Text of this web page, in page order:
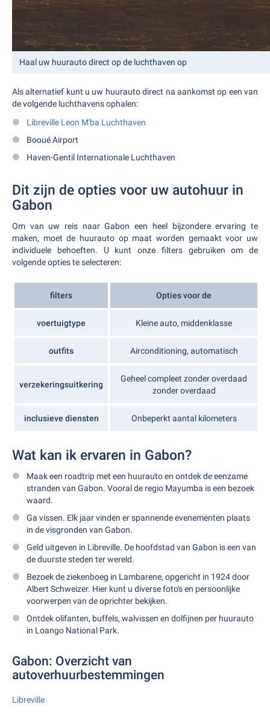
Haal uw huurauto direct op de luchthaven op
Als alternatief kunt u uw huurauto direct na aankomst op een van
de volgende luchthavens ophalen:
Libreville Leon M'ba Luchthaven
Booué Airport
Haven-Gentil Internationale Luchthaven
Dit zijn de opties voor uw autohuur in
Gabon
Om van uw reis naar Gabon een heel bijzondere ervaring te
maken, moet de huurauto op maat worden gemaakt voor uw
individuele behoeften. U kunt onze filters gebruiken om de
volgende opties te selecteren:
filters Opties voor de
voertuigtype Kleine auto, middenklasse
outfits Airconditioning, automatisch
verzekeringsuitkering
Geheel compleet zonder overdaad
zonder overdaad
inclusieve diensten Onbeperkt aantal kilometers
Wat kan ik ervaren in Gabon?
Maak een roadtrip met een huurauto en ontdek de eenzame
stranden van Gabon. Vooral de regio Mayumba is een bezoek
waard.
Ga vissen. Elk jaar vinden er spannende evenementen plaats
in de visgronden van Gabon.
Geld uitgeven in Libreville. De hoofdstad van Gabon is een van
de duurste steden ter wereld.
Bezoek de ziekenboeg in Lambarene, opgericht in 1924 door
Albert Schweizer. Hier kunt u diverse foto's en persoonlijke
voorwerpen van de oprichter bekijken.
Ontdek olifanten, buffels, walvissen en dolfijnen per huurauto
in Loango National Park.
Gabon: Overzicht van
autoverhuurbestemmingen
Libreville